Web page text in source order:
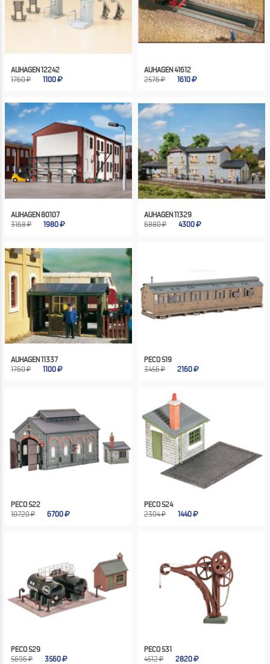
AUHAGEN 12242
1760 ₽
1100
AUHAGEN 41612
2576 ₽
1610
AUHAGEN 80107
3168 ₽
1980
AUHAGEN 11329
6880 ₽
4300
AUHAGEN 11337
1760 ₽
1100
PECO 519
3456 ₽
2160
PECO 522
10720 ₽
6700
PECO 524
2304 ₽
1440
PECO 529
5696 ₽
3560
PECO 531
4512 ₽
2820